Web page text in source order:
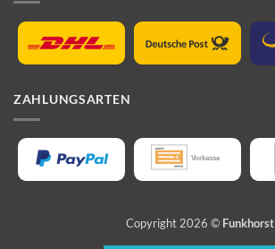
ZAHLUNGSARTEN
Copyright 2026 © Funkhorst